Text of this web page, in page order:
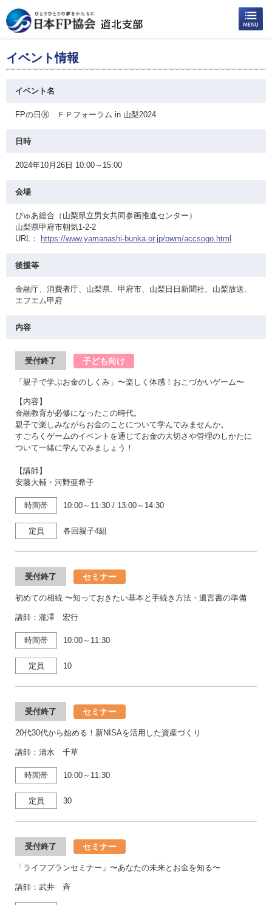
イベント情報
イベント名
FPの日Ⓡ ＦＰフォーラム in 山梨2024
日時
2024年10月26日 10:00～15:00
会場
ぴゅあ総合（山梨県立男女共同参画推進センター）
山梨県甲府市朝気1-2-2
URL：
https://www.yamanashi-bunka.or.jp/pwm/accsogo.html
後援等
金融庁、消費者庁、山梨県、甲府市、山梨日日新聞社、山梨放送、
エフエム甲府
内容
受付終了 子ども向け
「親子で学ぶお金のしくみ」〜楽しく体感！おこづかいゲーム〜
【内容】
金融教育が必修になったこの時代。
親子で楽しみながらお金のことについて学んでみませんか。
すごろくゲームのイベントを通じてお金の大切さや管理のしかたに
ついて一緒に学んでみましょう！
【講師】
安藤大輔・河野亜希子
時間帯 10:00～11:30 / 13:00～14:30
定員 各回親子4組
受付終了 セミナー
初めての相続 〜知っておきたい基本と手続き方法・遺言書の準備
講師：瀧澤 宏行
時間帯 10:00～11:30
定員 10
受付終了 セミナー
20代30代から始める！新NISAを活用した資産づくり
講師：清水 千草
時間帯 10:00～11:30
定員 30
受付終了 セミナー
「ライフプランセミナー」〜あなたの未来とお金を知る〜
講師：武井 斉